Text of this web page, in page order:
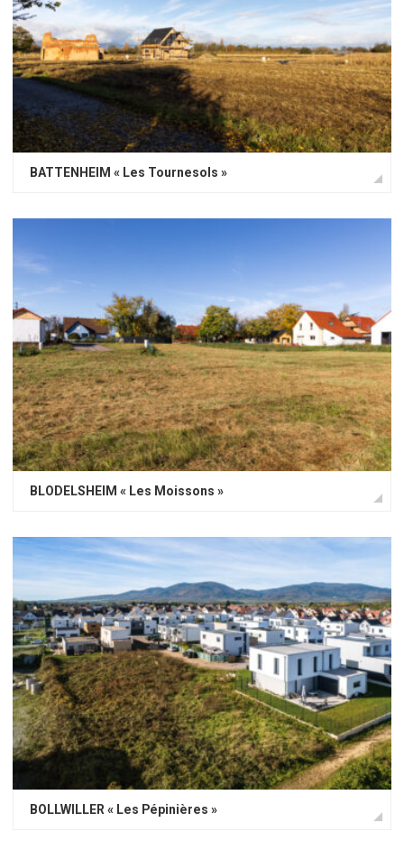
BATTENHEIM « Les Tournesols »
BLODELSHEIM « Les Moissons »
BOLLWILLER « Les Pépinières »